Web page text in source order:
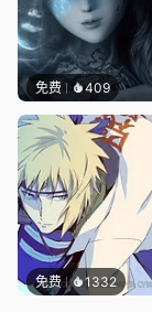
免费 409
免费 1332